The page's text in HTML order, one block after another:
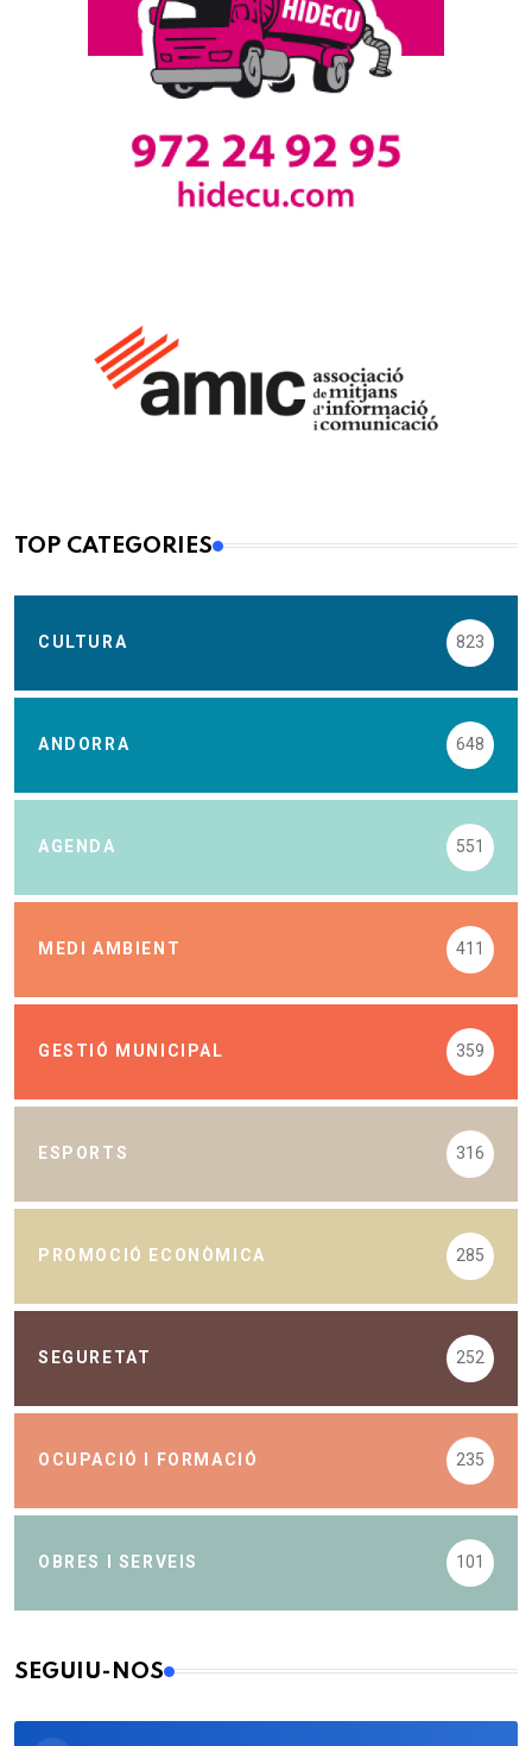
TOP CATEGORIES
CULTURA 823
ANDORRA 648
AGENDA 551
MEDI AMBIENT 411
GESTIÓ MUNICIPAL 359
ESPORTS 316
PROMOCIÓ ECONÒMICA 285
SEGURETAT 252
OCUPACIÓ I FORMACIÓ 235
OBRES I SERVEIS 101
SEGUIU-NOS